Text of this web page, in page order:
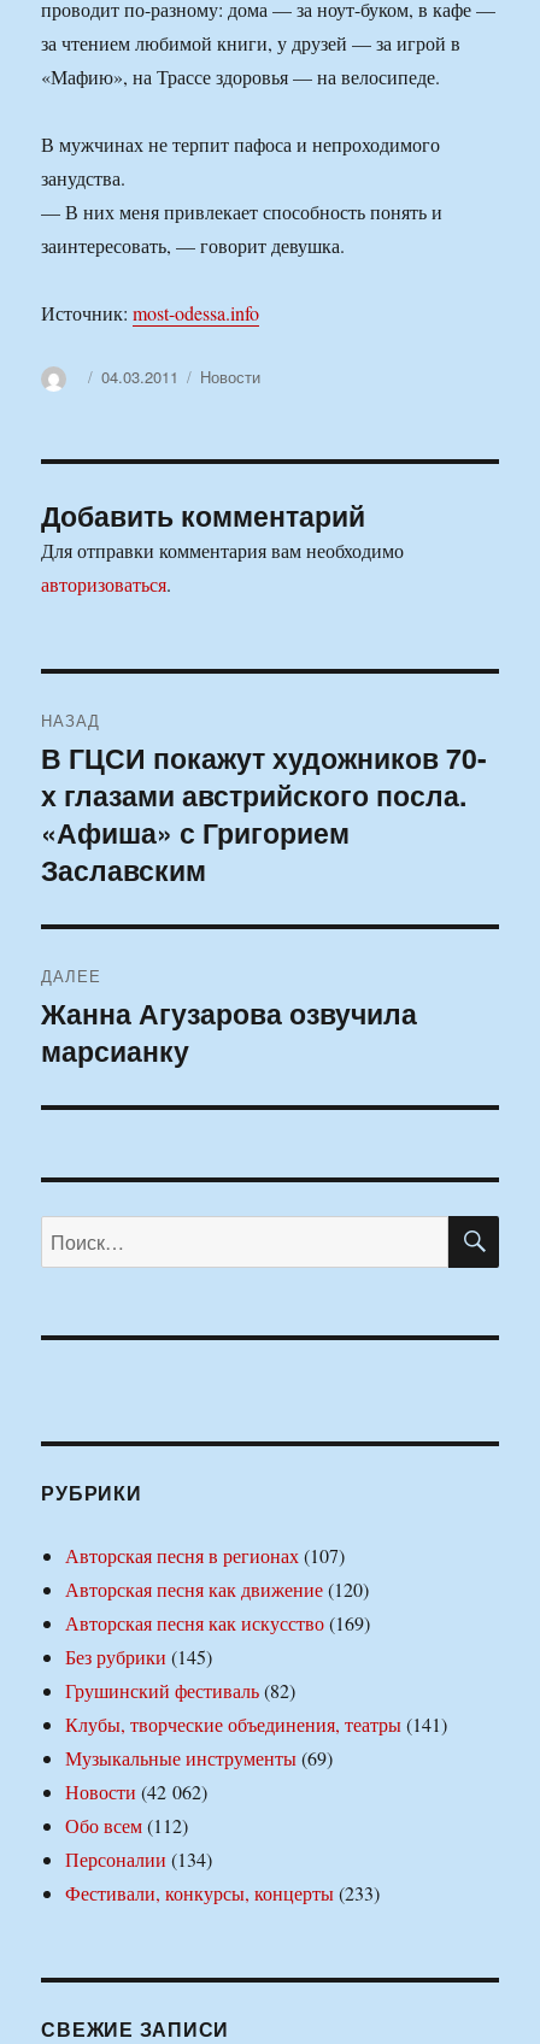
проводит по-разному: дома — за ноут-буком, в кафе —
за чтением любимой книги, у друзей — за игрой в
«Мафию», на Трассе здоровья — на велосипеде.
В мужчинах не терпит пафоса и непроходимого
занудства.
— В них меня привлекает способность понять и
заинтересовать, — говорит девушка.
Источник:most-odessa.info
АвторОпубликовано
04.03.2011 Рубрики
Новости
Добавить комментарий
Для отправки комментария вам необходимо
авторизоваться.
по
записям
НАЗАД
Предыдущая
запись:
В ГЦСИ покажут художников 70-
х глазами австрийского посла.
«Афиша» с Григорием
Заславским
ДАЛЕЕ
Следующая
запись:
Жанна Агузарова озвучила
марсианку
Искать:
РУБРИКИ
Авторская песня в регионах(107)
Авторская песня как движение(120)
Авторская песня как искусство(169)
Без рубрики (145)
Грушинский фестиваль(82)
Клубы, творческие объединения, театры(141)
Музыкальные инструменты(69)
Новости (42 062)
Обо всем(112)
Персоналии (134)
Фестивали, конкурсы, концерты(233)
СВЕЖИЕ ЗАПИСИ